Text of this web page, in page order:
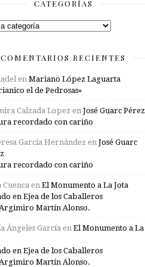
CATEGORÍAS
COMENTARIOS RECIENTES
en Mariano López Laguarta
el de Pedrosas»
Calzada Lopez en José Guarc Pérez
recordado con cariño
García Hernández en José Guarc
recordado con cariño
Cuenca en El Monumento a La Jota
en Ejea de los Caballeros
Martín Alonso.
Ángeles García en El Monumento a La
en Ejea de los Caballeros
Martín Alonso.